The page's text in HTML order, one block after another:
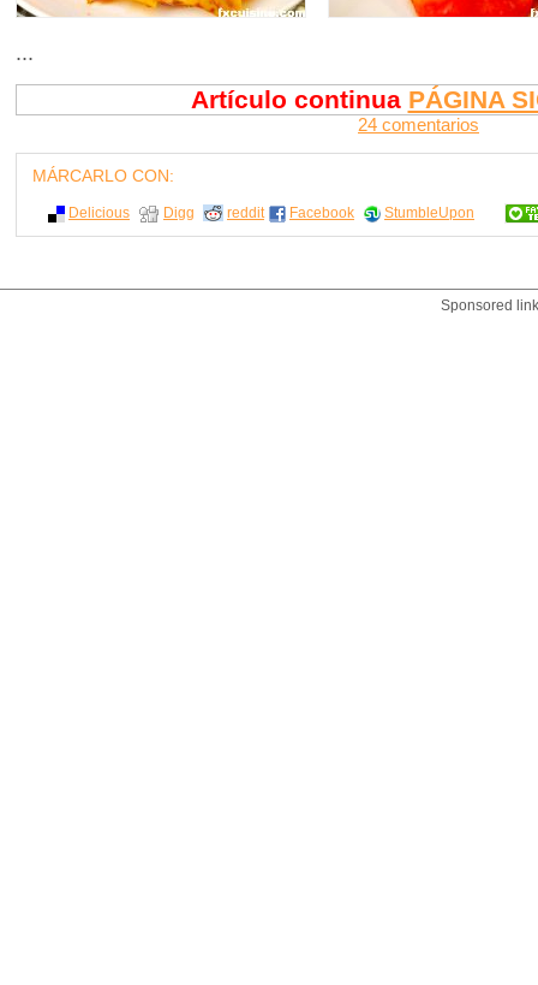
...
Artículo continua PÁGINA
24 comentarios
MÁRCARLO CON:
Delicious Digg reddit Facebook StumbleUpon
Sponsored